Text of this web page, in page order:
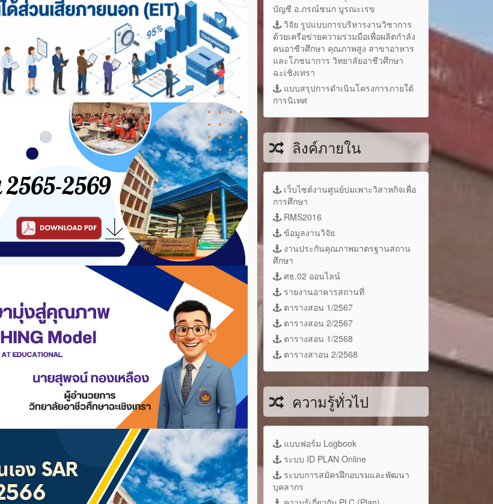
บัญชี อ.ภรณ์ชนก บูรณะเรข
วิจัย รูปแบบการบริหารงานวิชาการ
ด้วยเครือข่ายความร่วมมือเพื่อผลิตกำลัง
คนอาชีวศึกษา คุณภาพสูง สาขาอาหาร
และโภชนาการ วิทยาลัยอาชีวศึกษา
ฉะเชิงเทรา
แบบสรุปการดำเนินโครงการภายใต้
การนิเทศ
ลิงค์ภายใน
เว็บไซต์งานศูนย์บ่มเพาะวิสาหกิจเพื่อ
การศึกษา
RMS2016
ข้อมูลงานวิจัย
งานประกันคุณภาพมาตรฐานสถาน
ศึกษา
ศธ.02 ออนไลน์
รายงานอาคารสถานที่
ตารางสอน 1/2567
ตารางสอน 2/2567
ตารางสอน 1/2568
ตารางสาอน 2/2568
ความรู้ทั่วไป
แบบฟอร์ม Logbook
ระบบ ID PLAN Online
ระบบการสมัครฝึกอบรมและพัฒนา
บุคลากร